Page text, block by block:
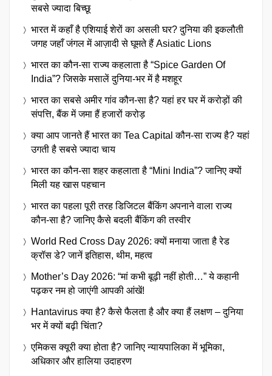
सबसे ज्यादा बिच्छू
भारत में कहाँ है एशियाई शेरों का असली घर? दुनिया की इकलौती
जगह जहाँ जंगल में आज़ादी से घूमते हैं Asiatic Lions
भारत का कौन-सा राज्य कहलाता है “Spice Garden Of
India”? जिसके मसालें दुनिया-भर में है मशहूर
भारत का सबसे अमीर गांव कौन-सा है? यहां हर घर में करोड़ों की
संपत्ति, बैंक में जमा हैं हजारों करोड़
क्या आप जानते हैं भारत का Tea Capital कौन-सा राज्य है? यहां
उगती है सबसे ज्यादा चाय
भारत का कौन-सा शहर कहलाता है “Mini India”? जानिए क्यों
मिली यह खास पहचान
भारत का पहला पूरी तरह डिजिटल बैंकिंग अपनाने वाला राज्य
कौन-सा है? जानिए कैसे बदली बैंकिंग की तस्वीर
World Red Cross Day 2026: क्यों मनाया जाता है रेड
क्रॉस डे? जानें इतिहास, थीम, महत्व
Mother’s Day 2026: “मां कभी बूढ़ी नहीं होती…” ये कहानी
पढ़कर नम हो जाएंगी आपकी आंखें!
Hantavirus क्या है? कैसे फैलता है और क्या हैं लक्षण – दुनिया
भर में क्यों बढ़ी चिंता?
एमिकस क्यूरी क्या होता है? जानिए न्यायपालिका में भूमिका,
अधिकार और हालिया उदाहरण